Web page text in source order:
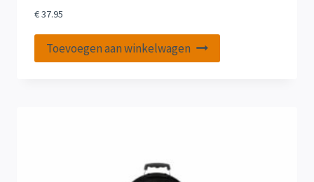
€37.95
Toevoegen aan winkelwagen